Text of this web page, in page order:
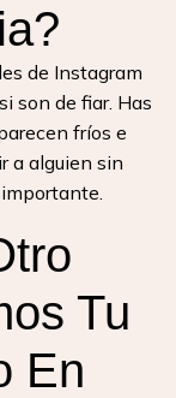
de Instagram
son de fiar. Has
fríos e
a alguien sin
.
Tu
En